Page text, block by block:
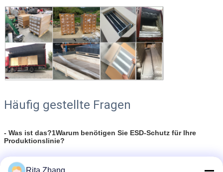
Häufig gestellte Fragen
- Was ist das?1Warum benötigen Sie ESD-Schutz für Ihre
Produktionslinie?
* Electronic Components or assemblies at risk from electrostatic discharges
Rita Zhang